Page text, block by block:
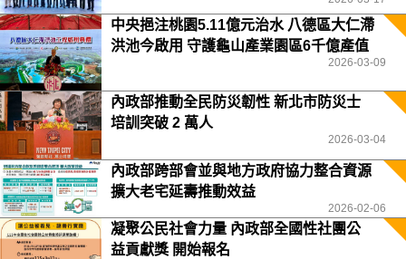
中央挹注桃園5.11億元治水 八德區大仁滯
洪池今啟用 守護龜山產業園區6千億產值
2026-03-09
內政部推動全民防災韌性 新北市防災士
培訓突破 2 萬人
2026-03-04
內政部跨部會並與地方政府協力整合資源
擴大老宅延壽推動效益
2026-02-06
凝聚公民社會力量 內政部全國性社團公
益貢獻獎 開始報名